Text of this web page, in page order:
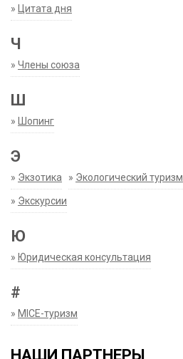
» Цитата дня
Ч
» Члены союза
Ш
» Шопинг
Э
» Экзотика » Экологический туризм
» Экскурсии
Ю
» Юридическая консультация
#
» MICE-туризм
НАШИ ПАРТНЕРЫ